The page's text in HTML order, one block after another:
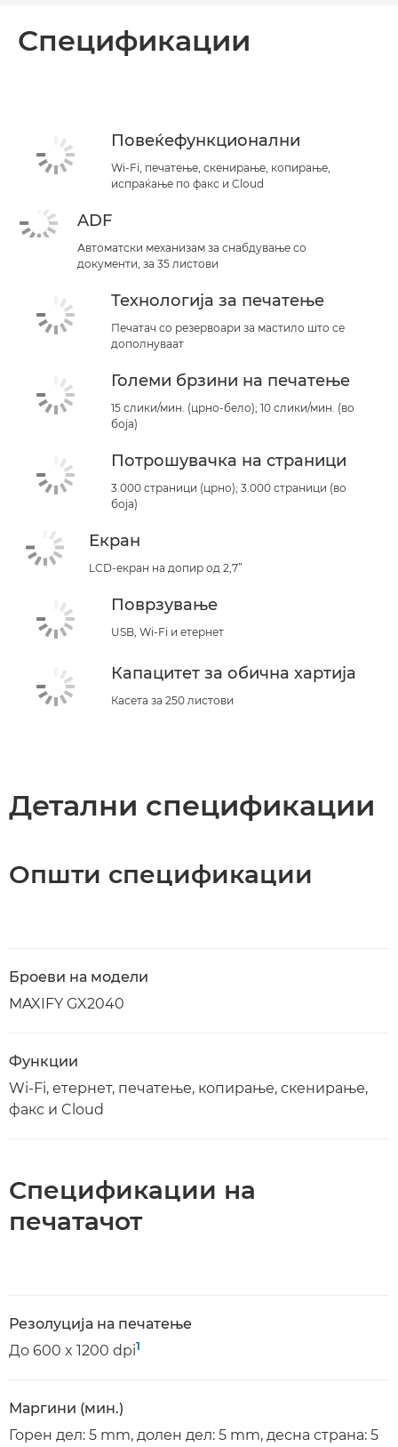
КУПЕТЕ МАСТИЛО
Спецификации
Повеќефункционални
Wi-Fi, печатење, скенирање, копирање,
испраќање по факс и Cloud
ADF
Автоматски механизам за снабдување со
документи, за 35 листови
Технологија за печатење
Печатач со резервоари за мастило што се
дополнуваат
Големи брзини на печатење
15 слики/мин. (црно-бело); 10 слики/мин. (во
боја)
Потрошувачка на страници
3.000 страници (црно); 3.000 страници (во
боја)
Екран
LCD-екран на допир од 2,7”
Поврзување
USB, Wi-Fi и етернет
Капацитет за обична хартија
Касета за 250 листови
Детални спецификации
Општи спецификации
Броеви на модели
MAXIFY GX2040
Функции
Wi-Fi, етернет, печатење, копирање, скенирање,
факс и Cloud
Спецификации на
печатачот
Резолуција на печатење
До 600 x 1200 dpi1
Маргини (мин.)
Горен дел: 5 mm, долен дел: 5 mm, десна страна: 5